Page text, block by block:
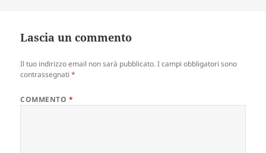
Lascia un commento
Il tuo indirizzo email non sarà pubblicato. I campi obbligatori sono
contrassegnati*
COMMENTO *